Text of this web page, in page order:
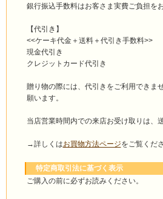
銀行振込手数料はお客さま実費ご負担を
【代引き】
<<ケーキ代金＋送料＋代引き手数料>>
現金代引き
クレジットカード代引き
贈り物の際には、代引きをご利用できま
願います。
当店営業時間内での来店お受け取りは、
→詳しくはお買物方法ページをご覧くださ
特定商取引法に基づく表示
ご購入の前に必ずお読みください。